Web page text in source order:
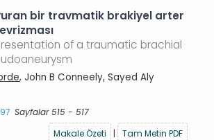
bir travmatik brakiyel arter
of a traumatic brachial
, John B Conneely, Sayed Aly
Sayfalar 515 - 517
Makale Özeti
| Tam Metin PDF